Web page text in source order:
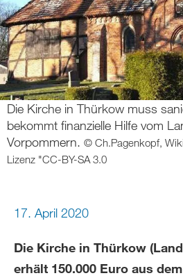
Die Kirche in Thürkow muss
bekommt finanzielle Hilfe vom
Vorpommern. © Ch.Pagenkopf,
Lizenz "CC-BY-SA 3.0
17. April 2020
Die Kirche in Thürkow
erhält 150.000 Euro aus